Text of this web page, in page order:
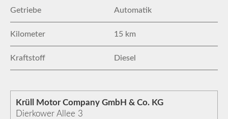
Getriebe Automatik
Kilometer 15 km
Kraftstoff Diesel
Krüll Motor Company GmbH & Co. KG
Dierkower Allee 3